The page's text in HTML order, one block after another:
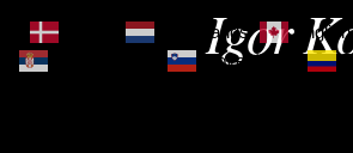
Igor
Nederlands English
Slovenščina